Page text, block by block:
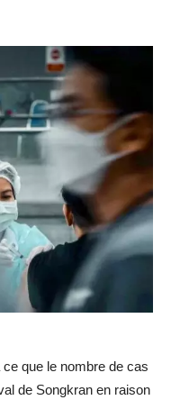
ce que le nombre de cas
de Songkran en raison